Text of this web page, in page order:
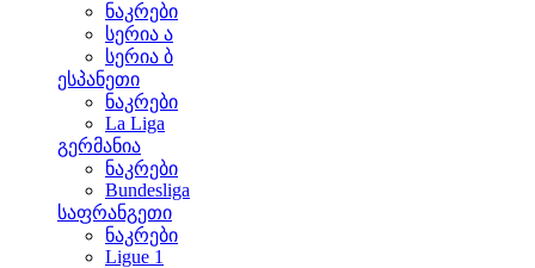
ნაკრები
სერია ა
სერია ბ
ესპანეთი
ნაკრები
La Liga
გერმანია
ნაკრები
Bundesliga
საფრანგეთი
ნაკრები
Ligue 1